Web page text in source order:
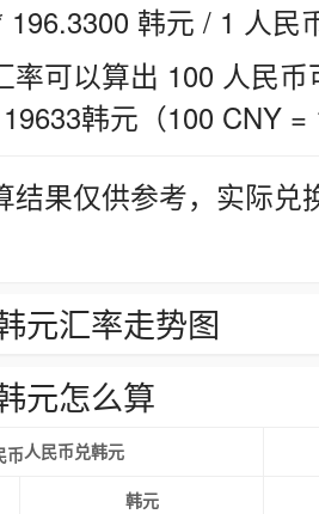
196.3300 韩元 / 1 人民
率可以算出 100 人民
韩元（100 CNY =
结果仅供参考，实际
元汇率走势图
元怎么算
人民币兑韩元
韩元